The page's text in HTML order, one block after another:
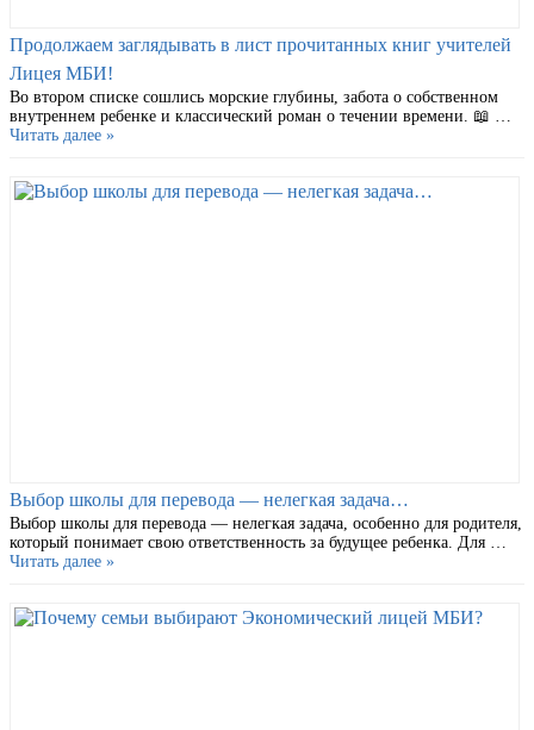
Продолжаем заглядывать в лист прочитанных книг учителей
Лицея МБИ!
Во втором списке сошлись морские глубины, забота о собственном
внутреннем ребенке и классический роман о течении времени. 📖 …
Читать далее »
Выбор школы для перевода — нелегкая задача…
Выбор школы для перевода — нелегкая задача, особенно для родителя,
который понимает свою ответственность за будущее ребенка. Для …
Читать далее »